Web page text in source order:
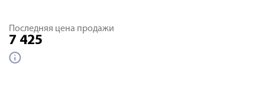
Последняя цена продажи
7 425